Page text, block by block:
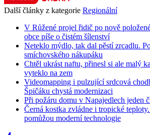
Další články z kategorie Regionální
V Růžené projel řidič po nově
obce píše o čistém šílenství
Neteklo mýdlo, tak dal pěstí zrcadlu.
smíchovského nákupáku
Chtěl ukrást naftu, přinesl si ale malý
vyteklo na zem
Videomapping i pulzující srdcová
Špičáku chystá modernizaci
Při požáru domu v Napajedlech jeden
Černá kostka zvládne i tropické
pomůžou moderní technologie